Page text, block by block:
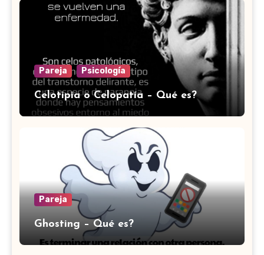
Pareja Psicología
Celotipia o Celopatía – Qué es?
Pareja
Ghosting – Qué es?